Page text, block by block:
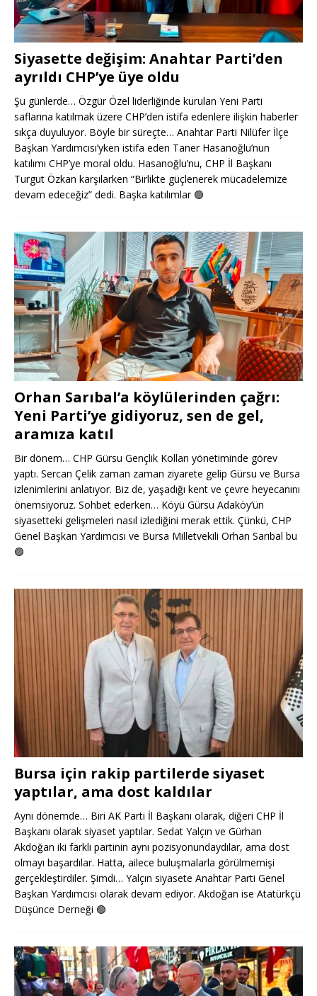
Siyasette değişim: Anahtar Parti’den
ayrıldı CHP’ye üye oldu
Şu günlerde… Özgür Özel liderliğinde kurulan Yeni Parti
saflarına katılmak üzere CHP’den istifa edenlere ilişkin haberler
sıkça duyuluyor. Böyle bir süreçte… Anahtar Parti Nilüfer İlçe
Başkan Yardımcısı’yken istifa eden Taner Hasanoğlu’nun
katılımı CHP’ye moral oldu. Hasanoğlu’nu, CHP İl Başkanı
Turgut Özkan karşılarken “Birlikte güçlenerek mücadelemize
devam edeceğiz” dedi. Başka katılımlar 🟢
Orhan Sarıbal’a köylülerinden çağrı:
Yeni Parti’ye gidiyoruz, sen de gel,
aramıza katıl
Bir dönem… CHP Gürsu Gençlik Kolları yönetiminde görev
yaptı. Sercan Çelik zaman zaman ziyarete gelip Gürsu ve Bursa
izlenimlerini anlatıyor. Biz de, yaşadığı kent ve çevre heyecanını
önemsiyoruz. Sohbet ederken… Köyü Gürsu Adaköy’ün
siyasetteki gelişmeleri nasıl izlediğini merak ettik. Çünkü, CHP
Genel Başkan Yardımcısı ve Bursa Milletvekili Orhan Sarıbal bu
🟢
Bursa için rakip partilerde siyaset
yaptılar, ama dost kaldılar
Aynı dönemde… Biri AK Parti İl Başkanı olarak, diğeri CHP İl
Başkanı olarak siyaset yaptılar. Sedat Yalçın ve Gürhan
Akdoğan iki farklı partinin aynı pozisyonundaydılar, ama dost
olmayı başardılar. Hatta, ailece buluşmalarla görülmemişi
gerçekleştirdiler. Şimdi… Yalçın siyasete Anahtar Parti Genel
Başkan Yardımcısı olarak devam ediyor. Akdoğan ise Atatürkçü
Düşünce Derneği 🟢